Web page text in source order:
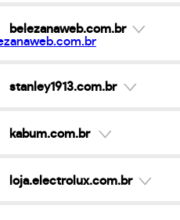
belezanaweb.com.br
stanley1913.com.br
kabum.com.br
loja.electrolux.com.br